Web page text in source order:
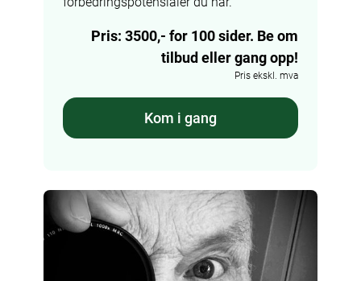
Pris: 3500,- for 100 sider. Be om
tilbud eller gang opp!
Pris ekskl. mva
Kom i gang